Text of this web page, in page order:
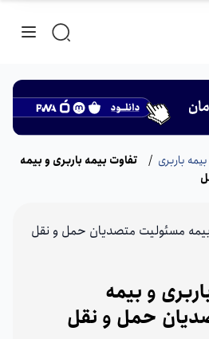
باربری /
تفاوت بیمه باربری و بیمه
و بیمه
حمل‌ و‌ نقل